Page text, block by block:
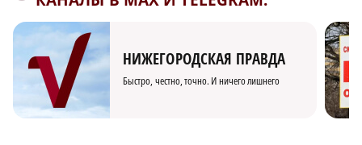
НИЖЕГОРОДСКАЯ ПРАВДА
Быстро, честно, точно. И ничего лишнего